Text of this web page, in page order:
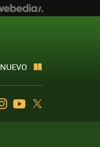
NUEVO
InstagramYoutube